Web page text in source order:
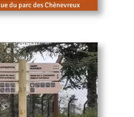
du parc des Chènevreux